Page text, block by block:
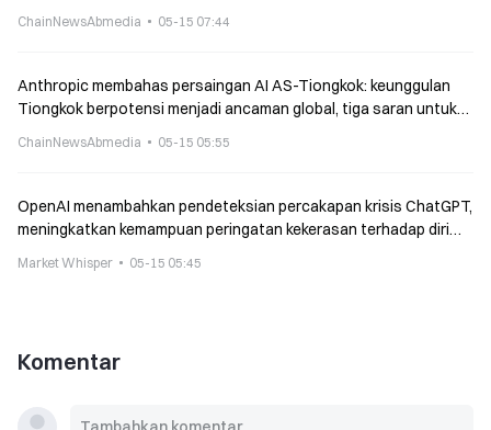
ChainNewsAbmedia 05-15 07:44
Anthropic membahas persaingan AI AS-Tiongkok: keunggulan
Tiongkok berpotensi menjadi ancaman global, tiga saran untuk
ChainNewsAbmedia 05-15 05:55
OpenAI menambahkan pendeteksian percakapan krisis ChatGPT,
meningkatkan kemampuan peringatan kekerasan terhadap diri
Market Whisper 05-15 05:45
Komentar